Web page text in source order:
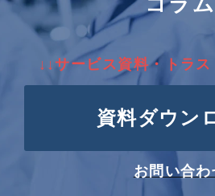
製品紹介
加工事例↓↓サービス資料・トラ
資料ダウン
お問い合わ